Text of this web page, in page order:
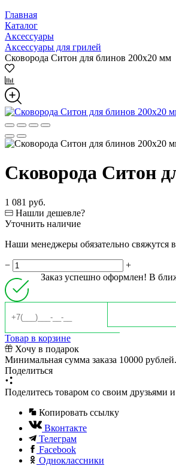
Главная
Каталог
Аксессуары
Аксессуары для грилей
Сковорода Ситон для блинов 200х20 мм
Сковорода Ситон
1 081 руб.
Нашли дешевле?
Уточнить наличие
Наши менеджеры обязательно свяжутся
−
+
Заказ успешно оформлен! В
Товар в корзине
Хочу в подарок
Минимальная сумма заказа 10000 рублей.
Поделиться
Поделитесь товаром со своим друзьями
Копировать ссылку
Вконтакте
Телеграм
Facebook
Одноклассники